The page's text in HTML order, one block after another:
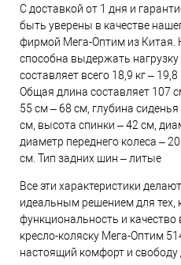
С доставкой от 1 дня и
быть уверены в качестве
фирмой Мега-Оптим из Китая.
способна выдержать нагрузку
составляет всего 18,9 кг –
Общая длина составляет 107
55 см – 68 см, глубина
см, высота спинки – 42 см,
диаметр переднего колеса –
см. Тип задних шин – литые
Все эти характеристики
идеальным решением для тех,
функциональность и
кресло-коляску Мега-Оптим
настоящий комфорт и